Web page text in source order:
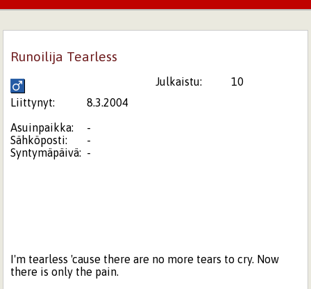
Runoilija Tearless
Julkaistu:
10
Liittynyt:
8.3.2004
Asuinpaikka:
-
Sähköposti:
-
Syntymäpäivä: -
I'm tearless 'cause there are no more tears to cry. Now
there is only the pain.